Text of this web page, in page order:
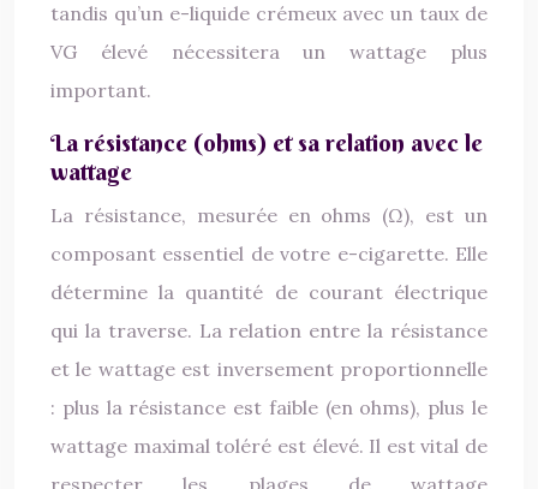
tandis qu’un e-liquide crémeux avec un taux de
VG élevé nécessitera un wattage plus
important.
La résistance (ohms) et sa relation avec le
wattage
La résistance, mesurée en ohms (Ω), est un
composant essentiel de votre e-cigarette. Elle
détermine la quantité de courant électrique
qui la traverse. La relation entre la résistance
et le wattage est inversement proportionnelle
: plus la résistance est faible (en ohms), plus le
wattage maximal toléré est élevé. Il est vital de
respecter les plages de wattage